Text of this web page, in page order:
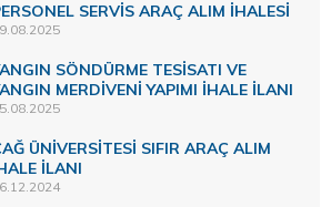
SERVİS ARAÇ ALIM İHALESİ
SÖNDÜRME TESİSATI VE
MERDİVENİ YAPIMI İHALE İLANI
ÜNİVERSİTESİ SIFIR ARAÇ ALIM
İLANI